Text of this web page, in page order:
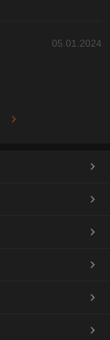
05.01.2024